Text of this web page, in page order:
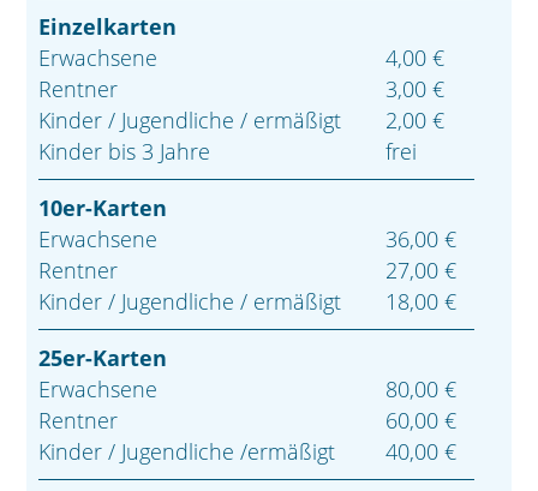
Einzelkarten
Erwachsene
4,00 €
Rentner
3,00 €
Kinder / Jugendliche / ermäßigt
2,00 €
Kinder bis 3 Jahre
frei
10er-Karten
Erwachsene
36,00 €
Rentner
27,00 €
Kinder / Jugendliche / ermäßigt
18,00 €
25er-Karten
Erwachsene
80,00 €
Rentner
60,00 €
Kinder / Jugendliche /ermäßigt
40,00 €